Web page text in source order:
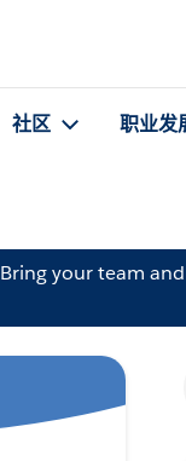
社区 职业发
Bring your team